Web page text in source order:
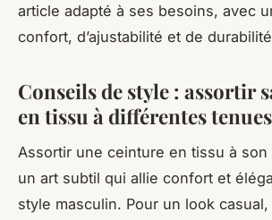
article adapté à ses besoins, avec
confort, d’ajustabilité et de
Conseils de style : assortir
en tissu à différentes tenues
Assortir une ceinture en tissu à
un art subtil qui allie confort et
style masculin. Pour un look